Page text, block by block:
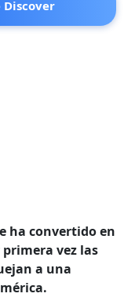
Discover
ha convertido en
vez las
a una